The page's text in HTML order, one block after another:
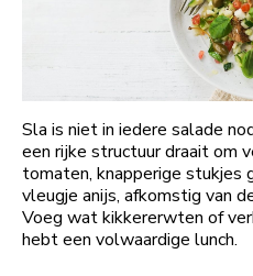
Sla is niet in iedere salade
een rijke structuur draait om
tomaten, knapperige stukjes
vleugje anijs, afkomstig van
Voeg wat kikkererwten of
hebt een volwaardige lunch.